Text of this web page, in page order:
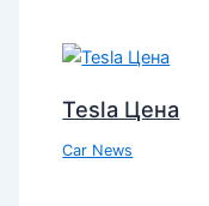
Tesla Цена
Car News